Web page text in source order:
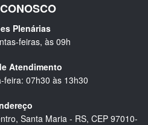
Plenárias
feiras, às 09h
Atendimento
feira: 07h30 às 13h30
Santa Maria - RS, CEP 97010-